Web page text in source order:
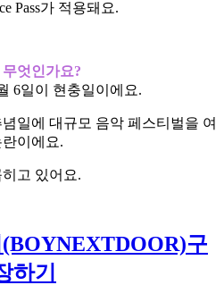
Pass가 적용돼요.
엇인가요?
6일이 현충일이에요.
일에 대규모 음악 페스티벌을 여
이에요.
고 있어요.
구
하기